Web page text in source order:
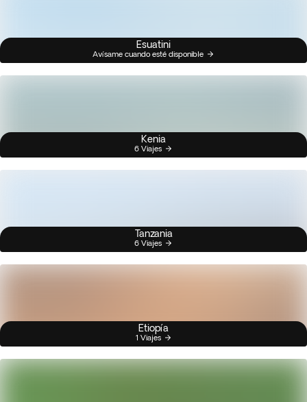
Esuatini
Avísame cuando esté disponible
Kenia
6 Viajes
Tanzania
6 Viajes
Etiopía
1 Viajes